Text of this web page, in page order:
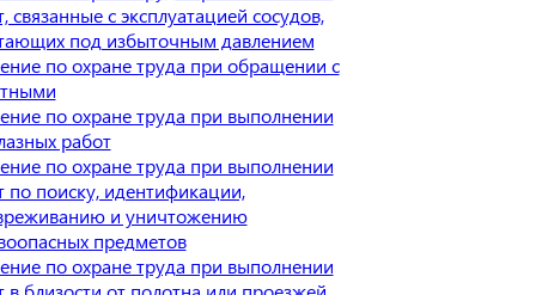
связанные с эксплуатацией сосудов,
под избыточным давлением
по охране труда при обращении с
по охране труда при выполнении
работ
по охране труда при выполнении
по поиску, идентификации,
и уничтожению
предметов
по охране труда при выполнении